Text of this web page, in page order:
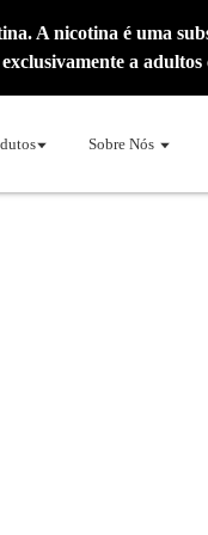
A nicotina é uma
a
Sobre Nós